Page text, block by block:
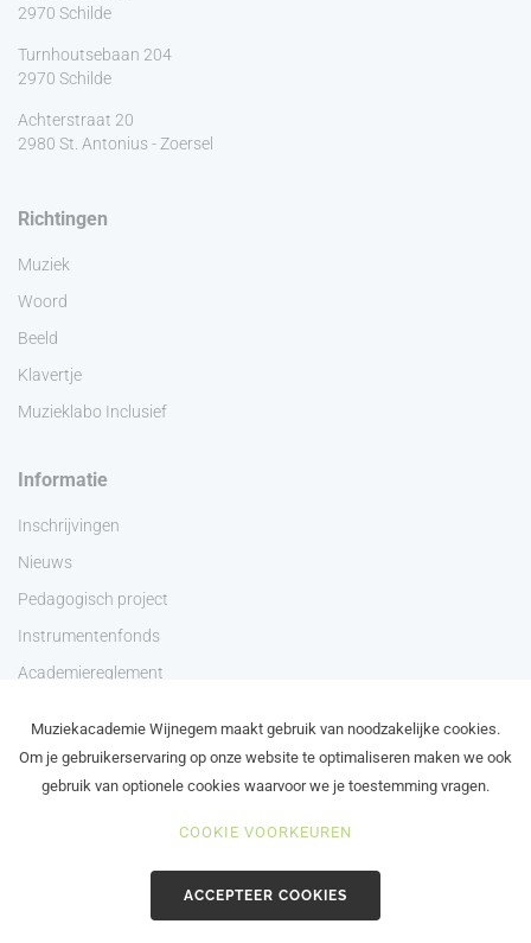
2970 Schilde
Turnhoutsebaan 204
2970 Schilde
Achterstraat 20
2980 St. Antonius - Zoersel
Richtingen
Muziek
Woord
Beeld
Klavertje
Muzieklabo Inclusief
Informatie
Inschrijvingen
Nieuws
Pedagogisch project
Instrumentenfonds
Academiereglement
Muziekacademie Wijnegem maakt gebruik van noodzakelijke cookies.
Om je gebruikerservaring op onze website te optimaliseren maken we ook
gebruik van optionele cookies waarvoor we je toestemming vragen.
COOKIE VOORKEUREN
ACCEPTEER COOKIES
©2024 Academie Wijnegem - Schilde - Zoersel